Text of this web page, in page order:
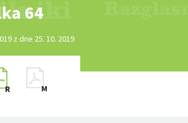
64
z dne 25. 10. 2019